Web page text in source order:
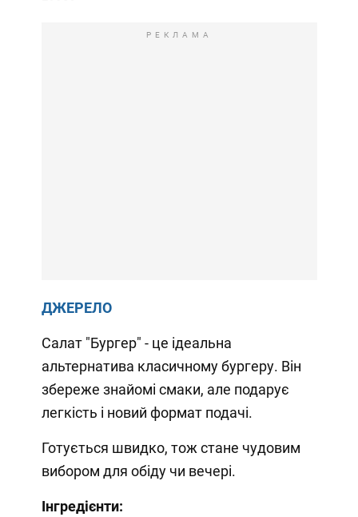
РЕКЛАМА
ДЖЕРЕЛО
Салат "Бургер" - це ідеальна
альтернатива класичному бургеру. Він
збереже знайомі смаки, але подарує
легкість і новий формат подачі.
Готується швидко, тож стане чудовим
вибором для обіду чи вечері.
Інгредієнти: